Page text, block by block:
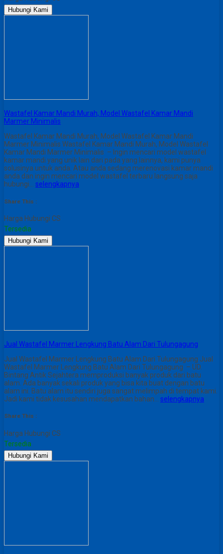
Hubungi Kami
Wastafel Kamar Mandi Murah, Model Wastafel Kamar Mandi
Marmer Minimalis
Wastafel Kamar Mandi Murah, Model Wastafel Kamar Mandi
Marmer Minimalis Wastafel Kamar Mandi Murah, Model Wastafel
Kamar Mandi Marmer Minimalis – Ingin mencari model wastafel
kamar mandi yang unik lain dari pada yang lainnya, kami punya
solusinya untuk anda. Atau anda sedang merenovasi kamar mandi
anda dan ingin mencari model wastafel terbaru langsung saja
hubungi… selengkapnya
Share This :
Harga Hubungi CS
Tersedia
Hubungi Kami
Jual Wastafel Marmer Lengkung Batu Alam Dari Tulungagung
Jual Wastafel Marmer Lengkung Batu Alam Dari Tulungagung Jual
Wastafel Marmer Lengkung Batu Alam Dari Tulungagung – UD.
Bintang Antik Sejahtera memproduksi banyak produk dari batu
alam. Ada banyak sekali produk yang bisa kita buat dengan batu
alam ini. Batu alam itu sendiri juga sangat melimpah di tempat kami.
Jadi kami tidak kesusahan mendapatkan bahan… selengkapnya
Share This :
Harga Hubungi CS
Tersedia
Hubungi Kami